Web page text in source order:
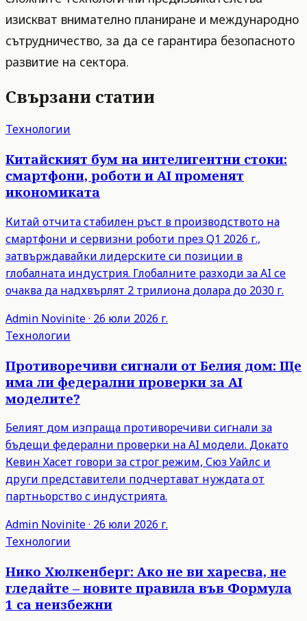
изискват внимателно планиране и международно
сътрудничество, за да се гарантира безопасното
развитие на сектора.
Свързани статии
Технологии
Китайският бум на интелигентни стоки:
смартфони, роботи и AI променят
икономиката
Китай отчита стабилен ръст в производството на
смартфони и сервизни роботи през Q1 2026 г.,
затвърждавайки лидерските си позиции в
глобалната индустрия. Глобалните разходи за AI се
очаква да надхвърлят 2 трилиона долара до 2030 г.
Admin Novinite· 26 юли 2026 г.
Технологии
Противоречиви сигнали от Белия дом: Ще
има ли федерални проверки за AI
моделите?
Белият дом изпраща противоречиви сигнали за
бъдещи федерални проверки на AI модели. Докато
Кевин Хасет говори за строг режим, Сюз Уайлс и
други представители подчертават нуждата от
партньорство с индустрията.
Admin Novinite· 26 юли 2026 г.
Технологии
Нико Хюлкенберг: Ако не ви харесва, не
гледайте – новите правила във Формула
1 са неизбежни